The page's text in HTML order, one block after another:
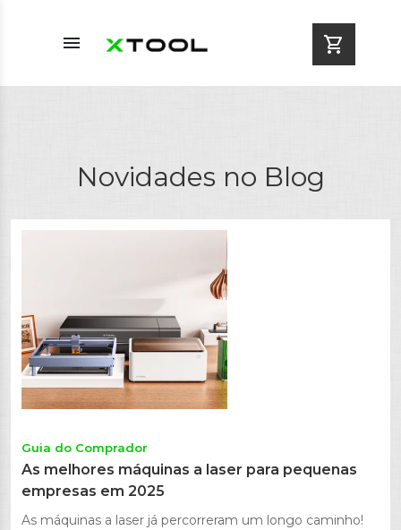
menu shopping_cart
Novidades no Blog
Guia do Comprador
As melhores máquinas a laser para pequenas
empresas em 2025
As máquinas a laser já percorreram um longo caminho!